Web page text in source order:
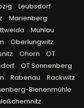
Leubsdorf
Marienberg
Mühlau
Oberlungwitz
Ohorn
OT
OT Sonnenberg
Rabenau
Rackwitz
Bienenmühle